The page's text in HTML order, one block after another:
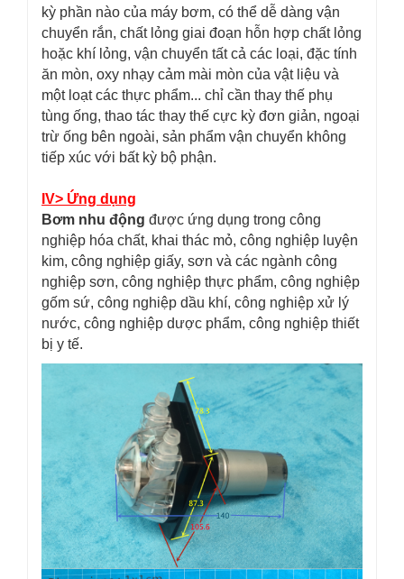
kỳ phần nào của máy bơm, có thể dễ dàng vận
chuyển rắn, chất lỏng giai đoạn hỗn hợp chất lỏng
hoặc khí lỏng, vận chuyển tất cả các loại, đặc tính
ăn mòn, oxy nhạy cảm mài mòn của vật liệu và
một loạt các thực phẩm... chỉ cần thay thế phụ
tùng ống, thao tác thay thế cực kỳ đơn giản, ngoại
trừ ống bên ngoài, sản phẩm vận chuyển không
tiếp xúc với bất kỳ bộ phận.
IV> Ứng dụng
Bơm nhu động được ứng dụng trong công
nghiệp hóa chất, khai thác mỏ, công nghiệp luyện
kim, công nghiệp giấy, sơn và các ngành công
nghiệp sơn, công nghiệp thực phẩm, công nghiệp
gốm sứ, công nghiệp dầu khí, công nghiệp xử lý
nước, công nghiệp dược phẩm, công nghiệp thiết
bị y tế.